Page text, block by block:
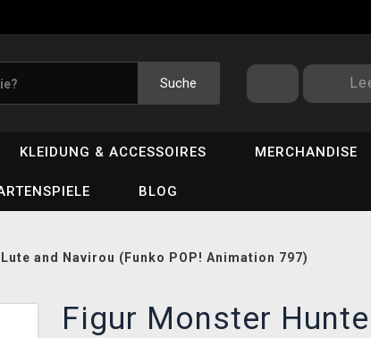
Suche
KLEIDUNG & ACCESSOIRES MERCHANDISE
BLOG
and Navirou (Funko POP! Animation 797)
Figur Monster